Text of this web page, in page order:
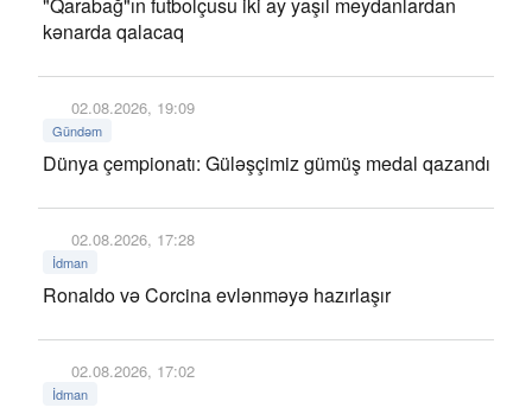
kənarda qalacaq
02.08.2026, 19:09
Gündəm
Dünya çempionatı: Güləşçimiz gümüş medal qazandı
02.08.2026, 17:28
İdman
Ronaldo və Corcina evlənməyə hazırlaşır
02.08.2026, 17:02
İdman